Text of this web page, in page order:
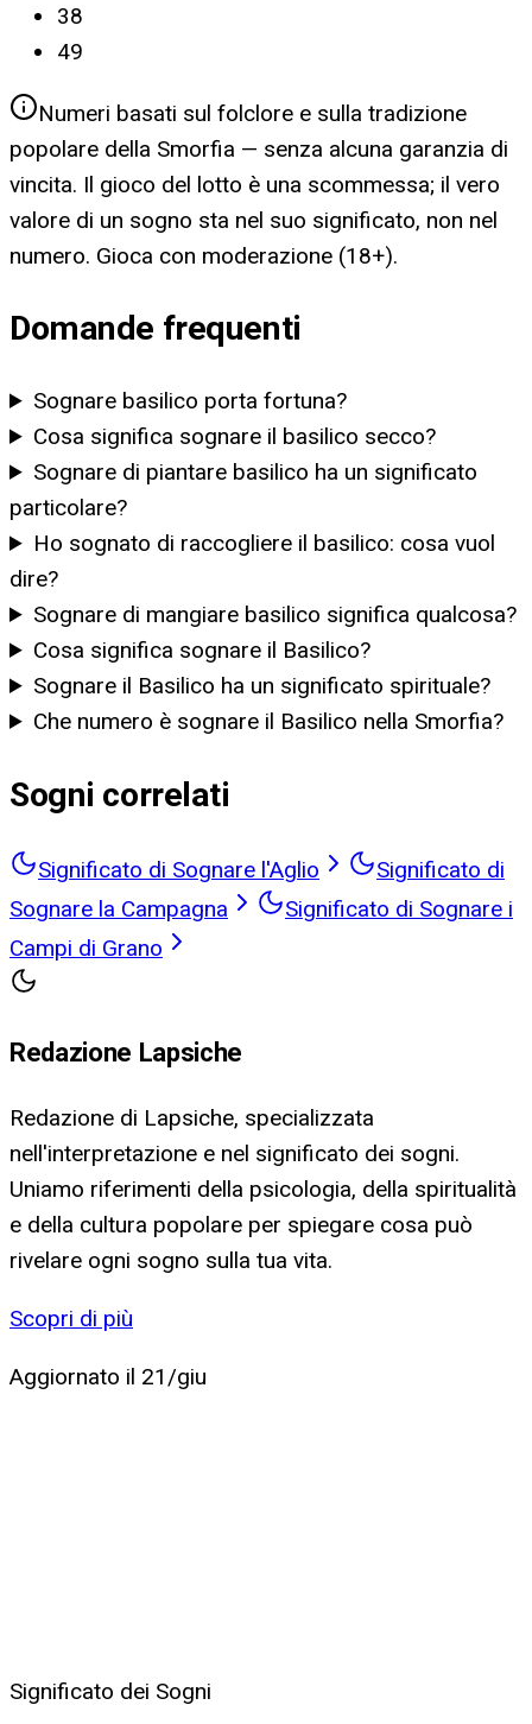
38
49
Numeri basati sul folclore e sulla tradizione
popolare della Smorfia — senza alcuna garanzia di
vincita. Il gioco del lotto è una scommessa; il vero
valore di un sogno sta nel suo significato, non nel
numero. Gioca con moderazione (18+).
Domande frequenti
Sognare basilico porta fortuna?
Cosa significa sognare il basilico secco?
Sognare di piantare basilico ha un significato
particolare?
Ho sognato di raccogliere il basilico: cosa vuol
dire?
Sognare di mangiare basilico significa qualcosa?
Cosa significa sognare il Basilico?
Sognare il Basilico ha un significato spirituale?
Che numero è sognare il Basilico nella Smorfia?
Sogni correlati
Significato di Sognare l'Aglio
Significato di
Sognare la Campagna
Significato di Sognare i
Campi di Grano
Redazione Lapsiche
Redazione di Lapsiche, specializzata
nell'interpretazione e nel significato dei sogni.
Uniamo riferimenti della psicologia, della spiritualità
e della cultura popolare per spiegare cosa può
rivelare ogni sogno sulla tua vita.
Scopri di più
Aggiornato il 21/giu
Significato dei Sogni